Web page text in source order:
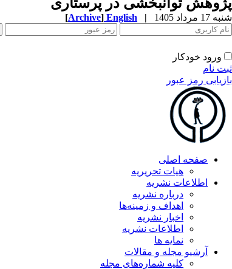
شنبه 17 مرداد 1405 |
English
[Archive]
ورود خودکار
ثبت نام
بازیابی رمز عبور
صفحه اصلی
هیات تحریریه
اطلاعات نشریه
درباره نشریه
اهداف و زمینه‌ها
اخبار نشریه
اطلاعات نشریه
نمایه ها
آرشیو مجله و مقالات
کلیه شماره‌های مجله